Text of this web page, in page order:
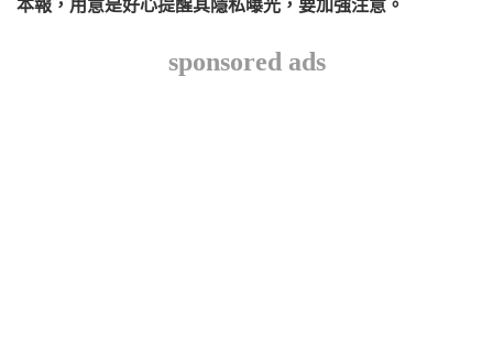
本報，用意是好心提醒其隱私曝光，要加強注意。
sponsored ads